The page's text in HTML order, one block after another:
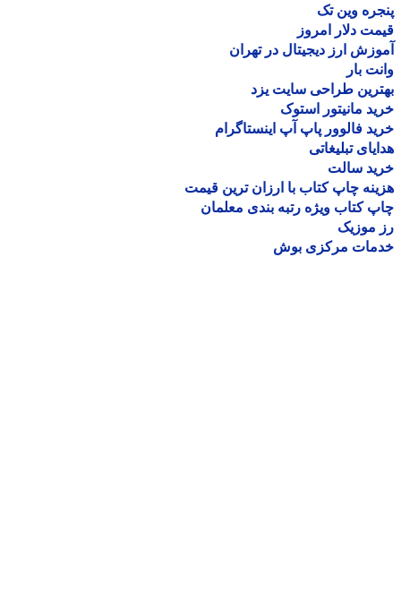
وین تک
دلار امروز
ارز دیجیتال در تهران
بار
طراحی سایت یزد
مانیتور استوک
فالوور پاپ آپ اینستاگرام
تبلیغاتی
سالت
چاپ کتاب با ارزان ترین قیمت
کتاب ویژه رتبه بندی معلمان
موزیک
مرکزی بوش